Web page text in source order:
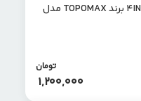
کابل شارژر برزنتی چهارکاره مدل 4IN1 برند TOPOMAX مدل
1,200,000
تومان